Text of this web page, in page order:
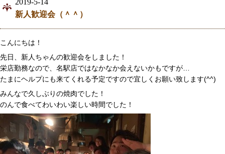
新人歓迎会（＾＾）
こんにちは！
先日、新人ちゃんの歓迎会をしました！
栄店勤務なので、名駅店ではなかなか会えないかもですが…
たまにヘルプにも来てくれる予定ですので宜しくお願い致します(^^)
みんなで久しぶりの焼肉でした！
のんで食べてわいわい楽しい時間でした！